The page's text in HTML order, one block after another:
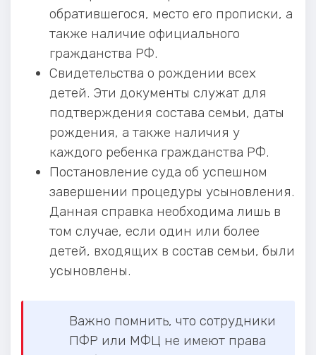
обратившегося, место его прописки, а
также наличие официального
гражданства РФ.
Свидетельства о рождении всех
детей. Эти документы служат для
подтверждения состава семьи, даты
рождения, а также наличия у
каждого ребенка гражданства РФ.
Постановление суда об успешном
завершении процедуры усыновления.
Данная справка необходима лишь в
том случае, если один или более
детей, входящих в состав семьи, были
усыновлены.
Важно помнить, что сотрудники
ПФР или МФЦ не имеют права